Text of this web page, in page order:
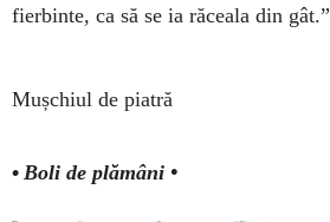
fier­binte, ca să se ia răceala din gât.”
Mușchiul de piatră
• Boli de plămâni •